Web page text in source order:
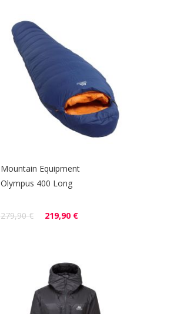
Mountain Equipment
Olympus 400 Long
279,90 € 219,90 €